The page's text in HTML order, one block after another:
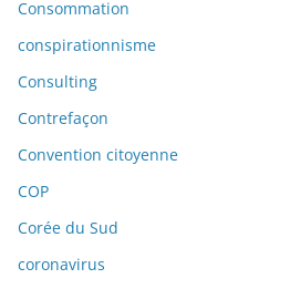
Consommation
conspirationnisme
Consulting
Contrefaçon
Convention citoyenne
COP
Corée du Sud
coronavirus